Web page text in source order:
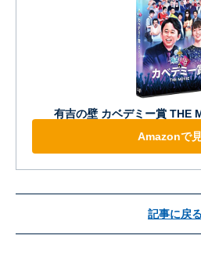
有吉の壁 カベデミー賞 THE
Amazonで
記事に戻る